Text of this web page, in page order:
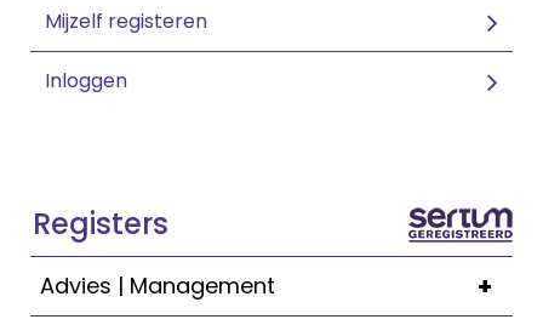
Mijzelf registeren
Inloggen
Registers
+
Advies | Management